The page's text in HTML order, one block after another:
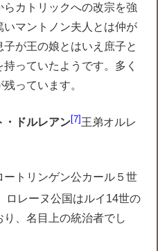
カトリックへの改宗を強
マントノン夫人とは仲が
が王の娘とはいえ庶子と
っていたようです。多く
っています。
・ドルレアン 7 王弟オルレ
ートリンゲン公カール５世
ロレーヌ公国はルイ14世の
、名目上の統治者でし